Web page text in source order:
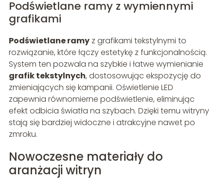
Podświetlane ramy z wymiennymi
grafikami
Podświetlane ramyz grafikami tekstylnymi to
rozwiązanie, które łączy estetykę z funkcjonalnością.
System ten pozwala na szybkie i łatwe wymienianie
grafik tekstylnych, dostosowując ekspozycję do
zmieniających się kampanii. Oświetlenie LED
zapewnia równomierne podświetlenie, eliminując
efekt odbicia światła na szybach. Dzięki temu witryny
stają się bardziej widoczne i atrakcyjne nawet po
zmroku.
Nowoczesne materiały do
aranżacji witryn